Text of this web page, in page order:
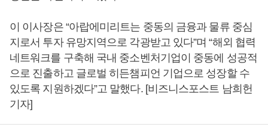
이 이사장은 “아랍에미리트는 중동의 금융과 물류 중심
지로서 투자 유망지역으로 각광받고 있다”며 “해외 협력
네트워크를 구축해 국내 중소벤처기업이 중동에 성공적
으로 진출하고 글로벌 히든챔피언 기업으로 성장할 수
있도록 지원하겠다”고 말했다. [비즈니스포스트 남희헌
기자]